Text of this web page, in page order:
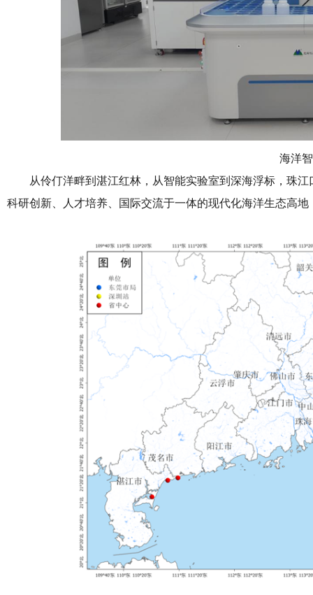
海洋
从伶仃洋畔到湛江红林，从智能实验室到深海浮标，珠
科研创新、人才培养、国际交流于一体的现代化海洋生态高